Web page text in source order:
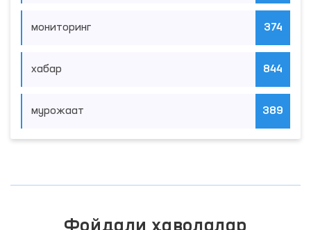
мониторинг 374
хабар 844
мурожаат 389